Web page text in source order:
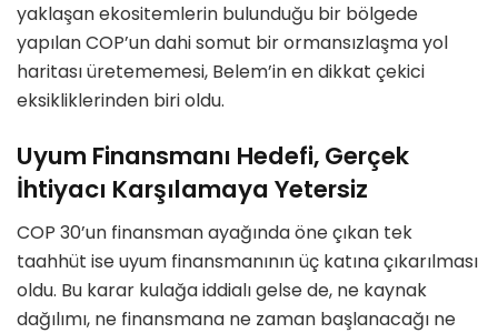
yaklaşan ekositemlerin bulunduğu bir bölgede
yapılan COP’un dahi somut bir ormansızlaşma yol
haritası üretememesi, Belem’in en dikkat çekici
eksikliklerinden biri oldu.
Uyum Finansmanı Hedefi, Gerçek
İhtiyacı Karşılamaya Yetersiz
COP 30’un finansman ayağındaöne çıkan tek
taahhüt ise uyum finansmanının üç katına çıkarılması
oldu. Bu karar kulağa iddialı gelse de, ne kaynak
dağılımı, ne finansmana ne zaman başlanacağı ne